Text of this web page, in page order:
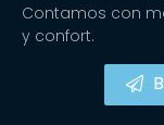
Contamos con
y confort.